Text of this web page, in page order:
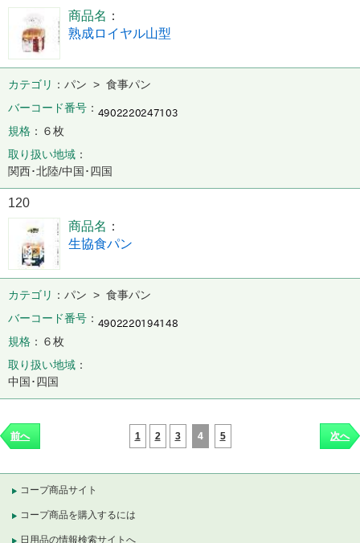
商品名
熟成ロイヤル山型
カテゴリ
パン > 食事パン
バーコード番号
規格
６枚
取り扱い地域
関西･北陸/中国･四国
120
商品名
生協食パン
カテゴリ
パン > 食事パン
バーコード番号
規格
６枚
取り扱い地域
中国･四国
前へ 1 2 3 4 5 次へ
コープ商品サイト
コープ商品を購入するには
日用品の情報検索サイトへ